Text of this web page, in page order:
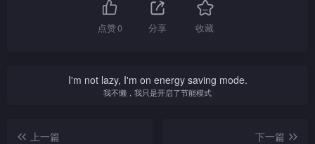
点赞0 分享 收藏
I'm not lazy, I'm on energy saving mode.
我不懒，我只是开启了节能模式
上一篇
下一篇